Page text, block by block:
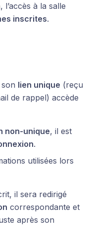
, l’accès à la salle
inscrites.
lien unique (reçu
de rappel) accède
non-unique, il est
.
utilisées lors
il sera redirigé
correspondante et
après son